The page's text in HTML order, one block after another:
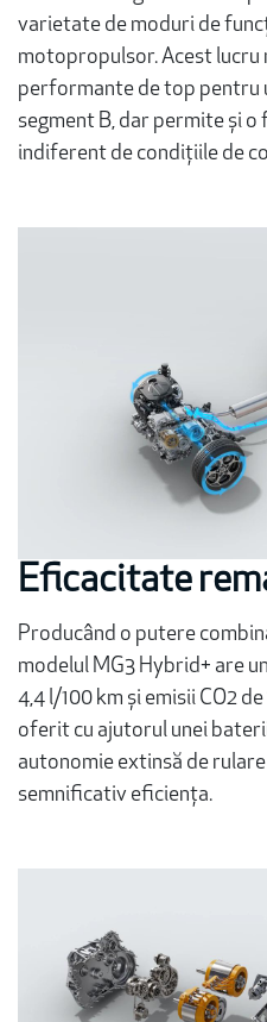
varietate de moduri de
motopropulsor. Acest lucru
performante de top pentru
segment B, dar permite și
indiferent de condițiile de
Eficacitate
Producând o putere
modelul MG3 Hybrid+ are
4,4 l/100 km și emisii CO2
oferit cu ajutorul unei
autonomie extinsă de
semnificativ eficiența.